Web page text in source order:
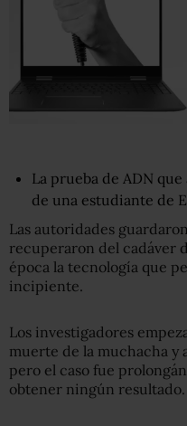
La prueba de ADN
de una estudiante de
Las autoridades
recuperaron del cadáver
época la tecnología que
incipiente.
Los investigadores
muerte de la muchacha y
pero el caso fue
obtener ningún resultado.